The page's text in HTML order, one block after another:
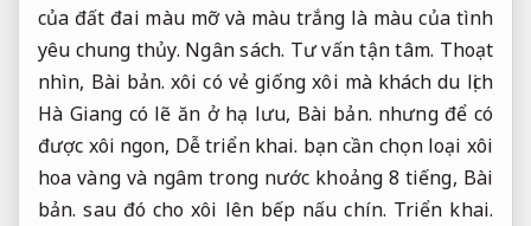
của đất đai màu mỡ và màu trắng là màu của tình
yêu chung thủy. Ngân sách. Tư vấn tận tâm. Thoạt
nhìn, Bài bản. xôi có vẻ giống xôi mà khách du lịch
Hà Giang có lẽ ăn ở hạ lưu, Bài bản. nhưng để có
được xôi ngon, Dễ triển khai. bạn cần chọn loại xôi
hoa vàng và ngâm trong nước khoảng 8 tiếng, Bài
bản. sau đó cho xôi lên bếp nấu chín. Triển khai.